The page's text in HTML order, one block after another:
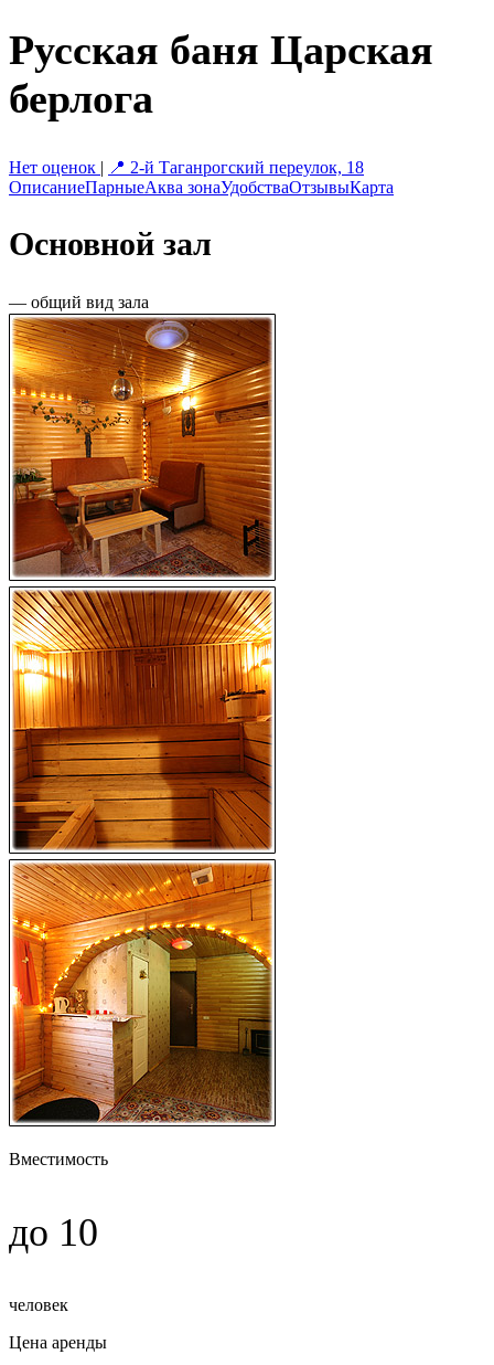
Русская баня Царская
берлога
Нет оценок | 📍 2-й Таганрогский переулок, 18
ОписаниеПарныеАква зонаУдобстваОтзывыКарта
Основной зал
— общий вид зала
Вместимость
до 10
человек
Цена аренды